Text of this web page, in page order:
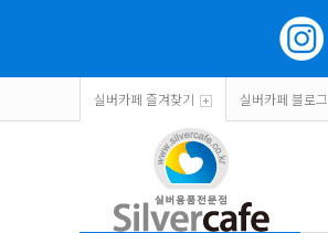
실버카페 즐겨찾기 실버카페 블로그